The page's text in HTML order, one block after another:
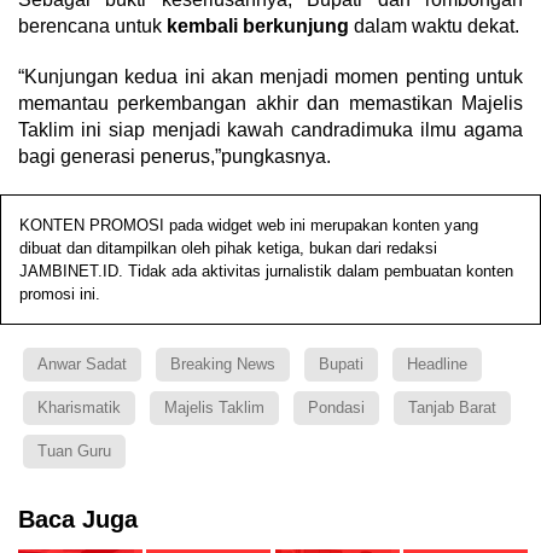
berencana untuk kembali berkunjung dalam waktu dekat.
“Kunjungan kedua ini akan menjadi momen penting untuk
memantau perkembangan akhir dan memastikan Majelis
Taklim ini siap menjadi kawah candradimuka ilmu agama
bagi generasi penerus,”pungkasnya.
KONTEN PROMOSI pada widget web ini merupakan konten yang
dibuat dan ditampilkan oleh pihak ketiga, bukan dari redaksi
JAMBINET.ID. Tidak ada aktivitas jurnalistik dalam pembuatan konten
promosi ini.
Anwar Sadat Breaking News Bupati Headline
Kharismatik Majelis Taklim Pondasi Tanjab Barat
Tuan Guru
Baca Juga